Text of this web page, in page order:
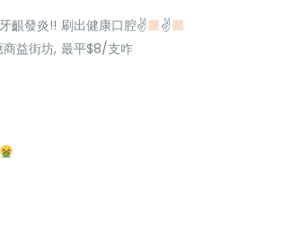
牙齦發炎!! 刷出健康口腔✌
✌
益街坊, 最平$8/支咋